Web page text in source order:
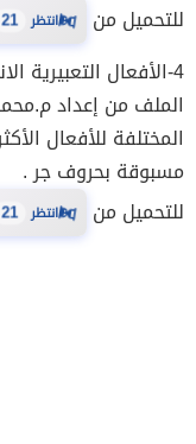
للتحميل من ⏳انتظر 21
4- الأفعال التعبيرية
الملف من إعداد
المختلفة للأفعال
مسبوقة بحروف جر .
للتحميل من ⏳انتظر 21